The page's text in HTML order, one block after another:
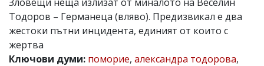
Коментарите
под
статиите
се
въвеждат
Тодоров – Германеца (вляво). Предизвикал е два
жестоки пътни инцидента, единият от които с
жертва
Ключови думи: поморие, александра тодорова,